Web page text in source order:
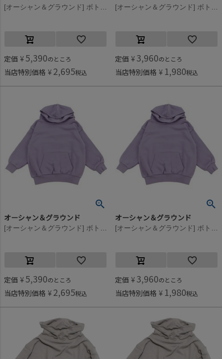
[オーシャン＆グラウンド] ボトルネックボリュームスウェット オフホワイト(OW)
定価 ¥ 5,390のところ
当店特別価格 ¥ 2,695税込
[オーシャン＆グラウンド] ボトルネックボリュームスウェット オフホワイト(OW)
定価 ¥ 3,960のところ
当店特別価格 ¥ 1,980税込
オーシャン＆グラウンド
[オーシャン＆グラウンド] ボトルネックボリュームスウェット ライトパープル(LP)
定価 ¥ 5,390のところ
当店特別価格 ¥ 2,695税込
オーシャン＆グラウンド
[オーシャン＆グラウンド] ボトルネックボリュームスウェット ライトパープル(LP)
定価 ¥ 3,960のところ
当店特別価格 ¥ 1,980税込